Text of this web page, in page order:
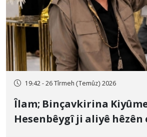
19:42 - 26 Tîrmeh (Temûz) 2026
Îlam; Binçavkirina
Hesenbêygî ji aliyê hêzên